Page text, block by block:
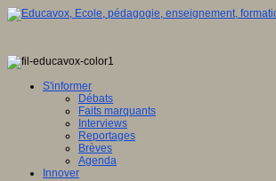
S'informer
Débats
Faits marquants
Interviews
Reportages
Brèves
Agenda
Innover